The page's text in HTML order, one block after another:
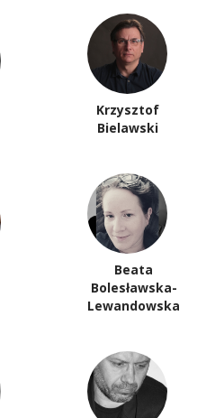
Krzysztof
Bielawski
Beata
Bolesławska-
Lewandowska